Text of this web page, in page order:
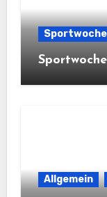
Sportwoche
Allgemein